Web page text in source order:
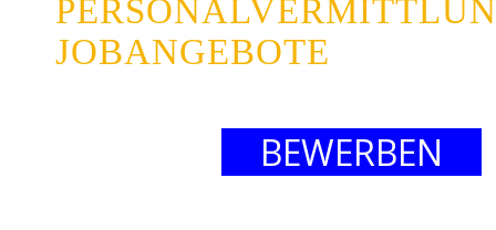
JOBANGEBOTE
BEWERBEN